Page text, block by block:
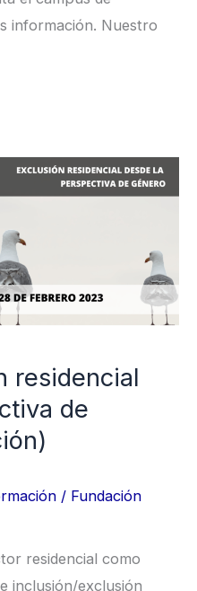
información. Nuestro
residencial
de
/ Fundación
residencial como
inclusión/exclusión